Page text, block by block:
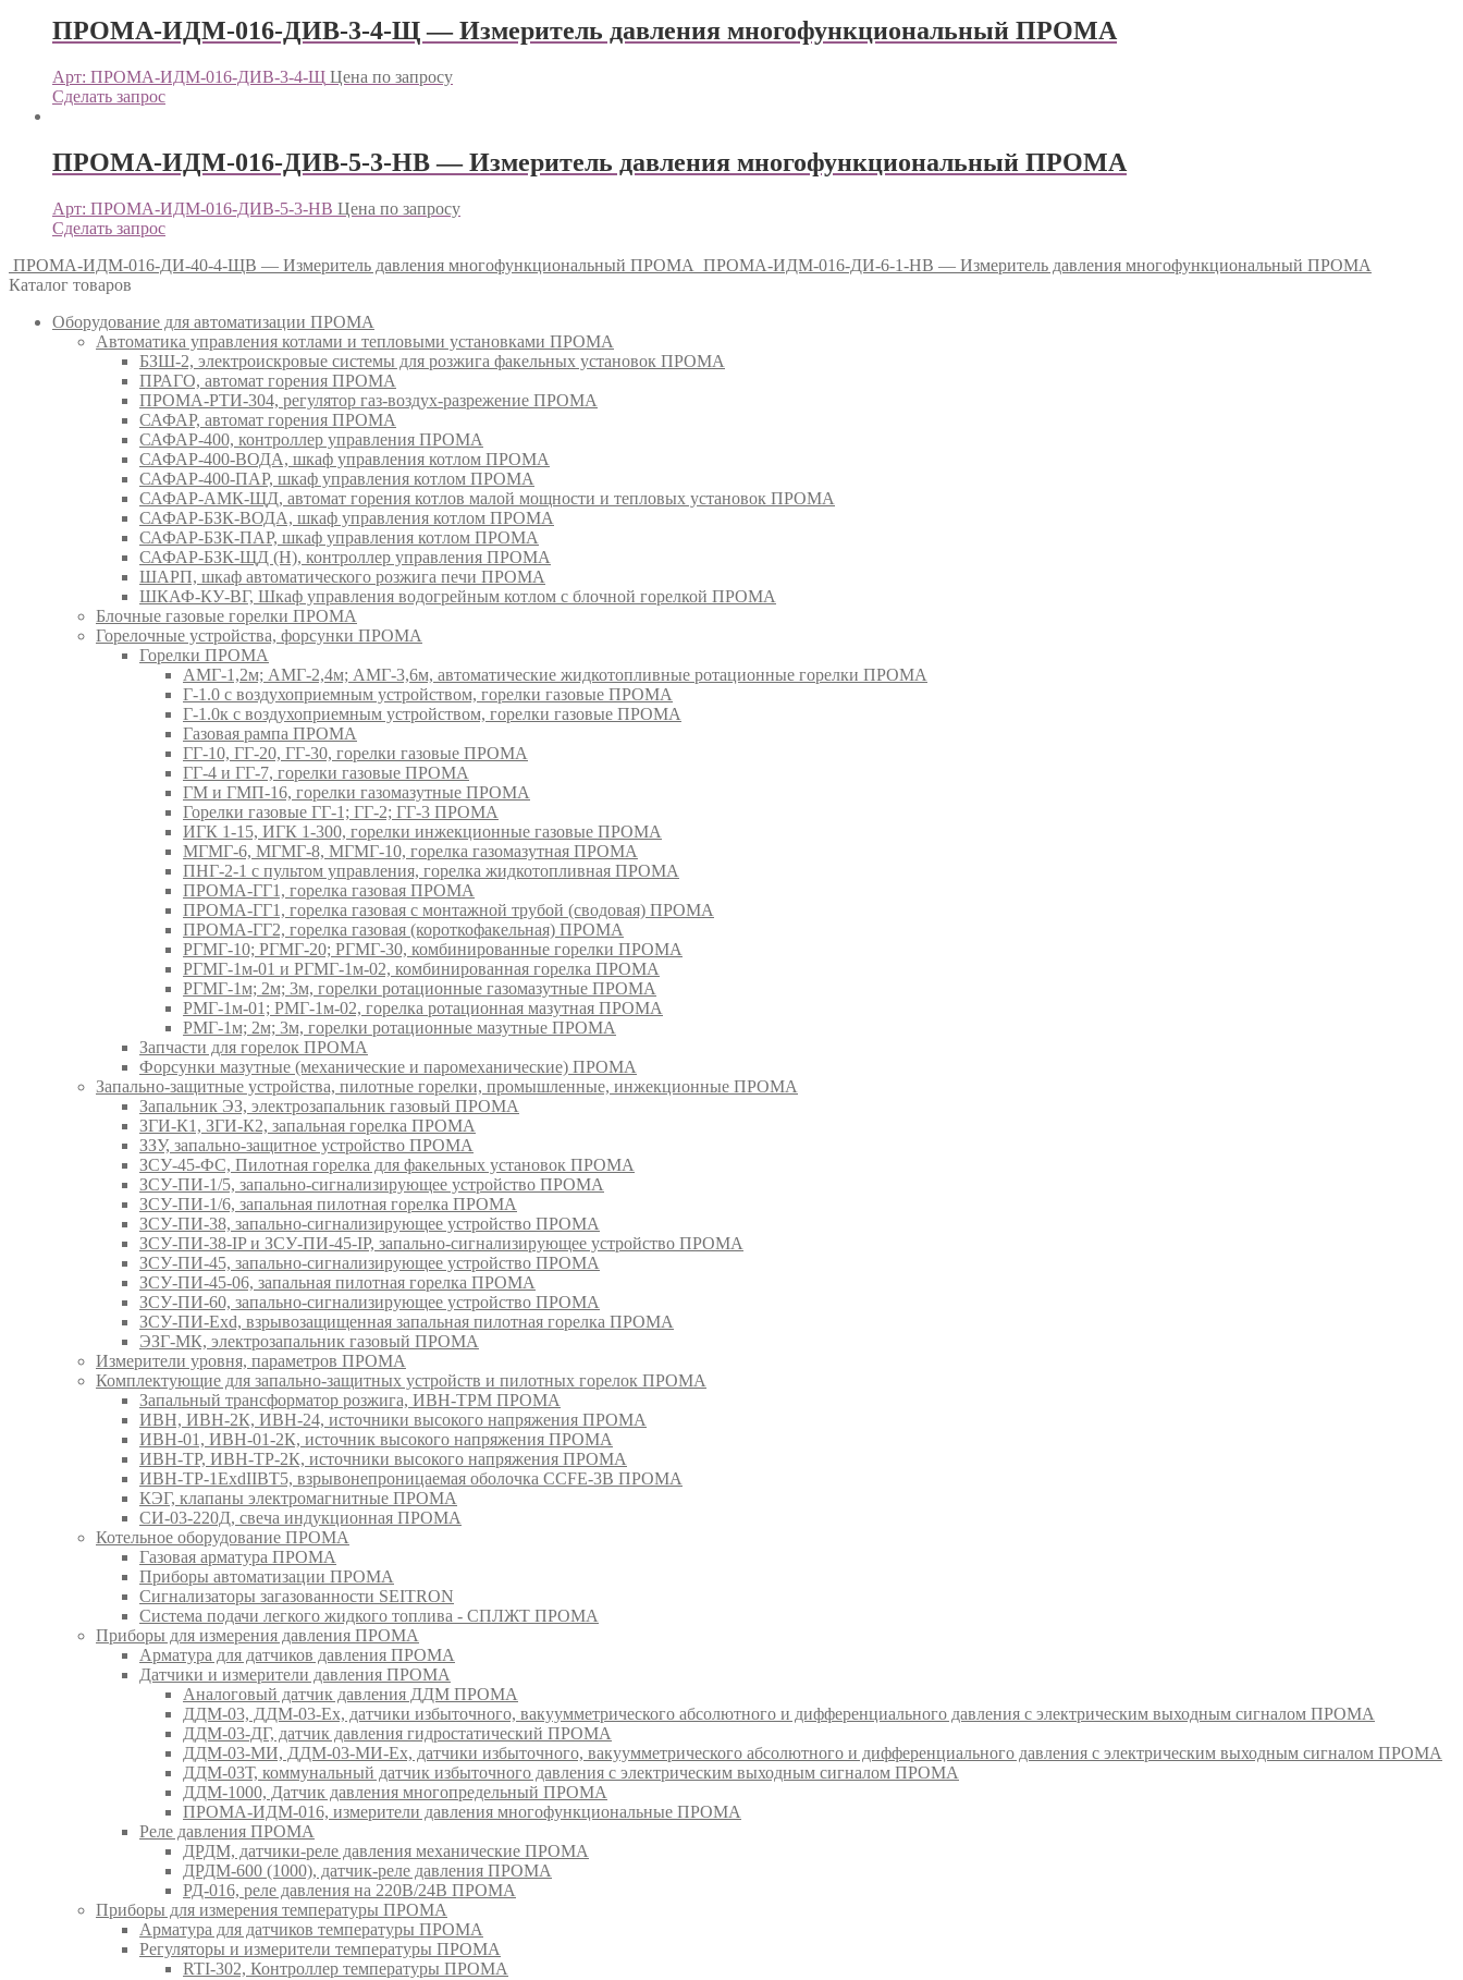
ПРОМА-ИДМ-016-ДИВ-3-4-Щ — Измеритель давления многофункциональный ПРОМА
Арт: ПРОМА-ИДМ-016-ДИВ-3-4-Щ Цена по запросу
Сделать запрос
ПРОМА-ИДМ-016-ДИВ-5-3-НВ — Измеритель давления многофункциональный ПРОМА
Арт: ПРОМА-ИДМ-016-ДИВ-5-3-НВ Цена по запросу
Сделать запрос
ПРОМА-ИДМ-016-ДИ-40-4-ЩВ — Измеритель давления многофункциональный ПРОМА ПРОМА-ИДМ-016-ДИ-6-1-НВ — Измеритель давления многофункциональный ПРОМА
Каталог товаров
Оборудование для автоматизации ПРОМА
Автоматика управления котлами и тепловыми установками ПРОМА
БЗШ-2, электроискровые системы для розжига факельных установок ПРОМА
ПРАГО, автомат горения ПРОМА
ПРОМА-РТИ-304, регулятор газ-воздух-разрежение ПРОМА
САФАР, автомат горения ПРОМА
САФАР-400, контроллер управления ПРОМА
САФАР-400-ВОДА, шкаф управления котлом ПРОМА
САФАР-400-ПАР, шкаф управления котлом ПРОМА
САФАР-АМК-ЩД, автомат горения котлов малой мощности и тепловых установок ПРОМА
САФАР-БЗК-ВОДА, шкаф управления котлом ПРОМА
САФАР-БЗК-ПАР, шкаф управления котлом ПРОМА
САФАР-БЗК-ЩД (Н), контроллер управления ПРОМА
ШАРП, шкаф автоматического розжига печи ПРОМА
ШКАФ-КУ-ВГ, Шкаф управления водогрейным котлом с блочной горелкой ПРОМА
Блочные газовые горелки ПРОМА
Горелочные устройства, форсунки ПРОМА
Горелки ПРОМА
АМГ-1,2м; АМГ-2,4м; АМГ-3,6м, автоматические жидкотопливные ротационные горелки ПРОМА
Г-1.0 с воздухоприемным устройством, горелки газовые ПРОМА
Г-1.0к с воздухоприемным устройством, горелки газовые ПРОМА
Газовая рампа ПРОМА
ГГ-10, ГГ-20, ГГ-30, горелки газовые ПРОМА
ГГ-4 и ГГ-7, горелки газовые ПРОМА
ГМ и ГМП-16, горелки газомазутные ПРОМА
Горелки газовые ГГ-1; ГГ-2; ГГ-3 ПРОМА
ИГК 1-15, ИГК 1-300, горелки инжекционные газовые ПРОМА
МГМГ-6, МГМГ-8, МГМГ-10, горелка газомазутная ПРОМА
ПНГ-2-1 с пультом управления, горелка жидкотопливная ПРОМА
ПРОМА-ГГ1, горелка газовая ПРОМА
ПРОМА-ГГ1, горелка газовая с монтажной трубой (сводовая) ПРОМА
ПРОМА-ГГ2, горелка газовая (короткофакельная) ПРОМА
РГМГ-10; РГМГ-20; РГМГ-30, комбинированные горелки ПРОМА
РГМГ-1м-01 и РГМГ-1м-02, комбинированная горелка ПРОМА
РГМГ-1м; 2м; 3м, горелки ротационные газомазутные ПРОМА
РМГ-1м-01; РМГ-1м-02, горелка ротационная мазутная ПРОМА
РМГ-1м; 2м; 3м, горелки ротационные мазутные ПРОМА
Запчасти для горелок ПРОМА
Форсунки мазутные (механические и паромеханические) ПРОМА
Запально-защитные устройства, пилотные горелки, промышленные, инжекционные ПРОМА
Запальник ЭЗ, электрозапальник газовый ПРОМА
ЗГИ-К1, ЗГИ-К2, запальная горелка ПРОМА
ЗЗУ, запально-защитное устройство ПРОМА
ЗСУ-45-ФС, Пилотная горелка для факельных установок ПРОМА
ЗСУ-ПИ-1/5, запально-сигнализирующее устройство ПРОМА
ЗСУ-ПИ-1/6, запальная пилотная горелка ПРОМА
ЗСУ-ПИ-38, запально-сигнализирующее устройство ПРОМА
ЗСУ-ПИ-38-IP и ЗСУ-ПИ-45-IP, запально-сигнализирующее устройство ПРОМА
ЗСУ-ПИ-45, запально-сигнализирующее устройство ПРОМА
ЗСУ-ПИ-45-06, запальная пилотная горелка ПРОМА
ЗСУ-ПИ-60, запально-сигнализирующее устройство ПРОМА
ЗСУ-ПИ-Exd, взрывозащищенная запальная пилотная горелка ПРОМА
ЭЗГ-МК, электрозапальник газовый ПРОМА
Измерители уровня, параметров ПРОМА
Комплектующие для запально-защитных устройств и пилотных горелок ПРОМА
Запальный трансформатор розжига, ИВН-ТРМ ПРОМА
ИВН, ИВН-2К, ИВН-24, источники высокого напряжения ПРОМА
ИВН-01, ИВН-01-2К, источник высокого напряжения ПРОМА
ИВН-ТР, ИВН-ТР-2К, источники высокого напряжения ПРОМА
ИВН-ТР-1ExdIIBT5, взрывонепроницаемая оболочка CCFE-3B ПРОМА
КЭГ, клапаны электромагнитные ПРОМА
СИ-03-220Д, свеча индукционная ПРОМА
Котельное оборудование ПРОМА
Газовая арматура ПРОМА
Приборы автоматизации ПРОМА
Сигнализаторы загазованности SEITRON
Система подачи легкого жидкого топлива - СПЛЖТ ПРОМА
Приборы для измерения давления ПРОМА
Арматура для датчиков давления ПРОМА
Датчики и измерители давления ПРОМА
Аналоговый датчик давления ДДМ ПРОМА
ДДМ-03, ДДМ-03-Ех, датчики избыточного, вакуумметрического абсолютного и дифференциального давления с электрическим выходным сигналом ПРОМА
ДДМ-03-ДГ, датчик давления гидростатический ПРОМА
ДДМ-03-МИ, ДДМ-03-МИ-Ех, датчики избыточного, вакуумметрического абсолютного и дифференциального давления с электрическим выходным сигналом ПРОМА
ДДМ-03Т, коммунальный датчик избыточного давления с электрическим выходным сигналом ПРОМА
ДДМ-1000, Датчик давления многопредельный ПРОМА
ПРОМА-ИДМ-016, измерители давления многофункциональные ПРОМА
Реле давления ПРОМА
ДРДМ, датчики-реле давления механические ПРОМА
ДРДМ-600 (1000), датчик-реле давления ПРОМА
РД-016, реле давления на 220В/24В ПРОМА
Приборы для измерения температуры ПРОМА
Арматура для датчиков температуры ПРОМА
Регуляторы и измерители температуры ПРОМА
RTI-302, Контроллер температуры ПРОМА